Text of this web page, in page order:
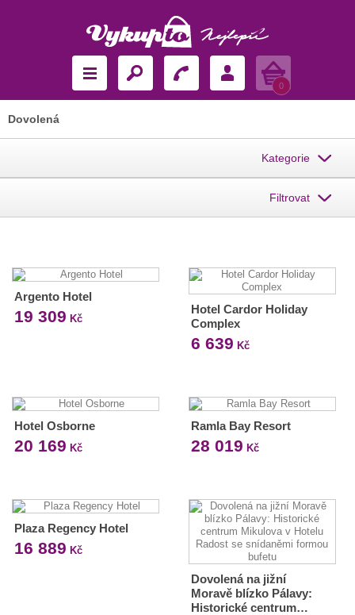
Košík
0
Dovolená
Kategorie
Filtrovat
Argento Hotel
19 309 Kč
Hotel Cardor Holiday
Complex
6 639 Kč
Hotel Osborne
20 169 Kč
Ramla Bay Resort
28 019 Kč
Plaza Regency Hotel
16 889 Kč
Dovolená na jižní
Moravě blízko Pálavy:
Historické centrum…